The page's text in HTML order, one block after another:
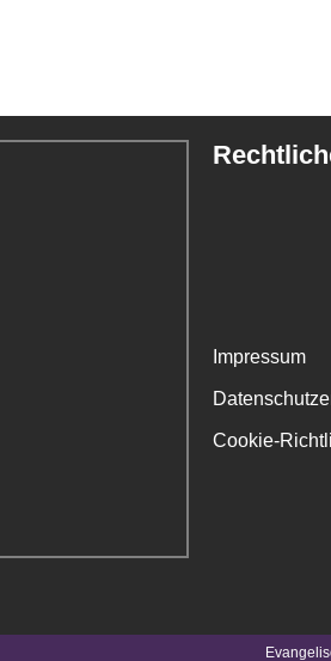
Impressum
Cookie-